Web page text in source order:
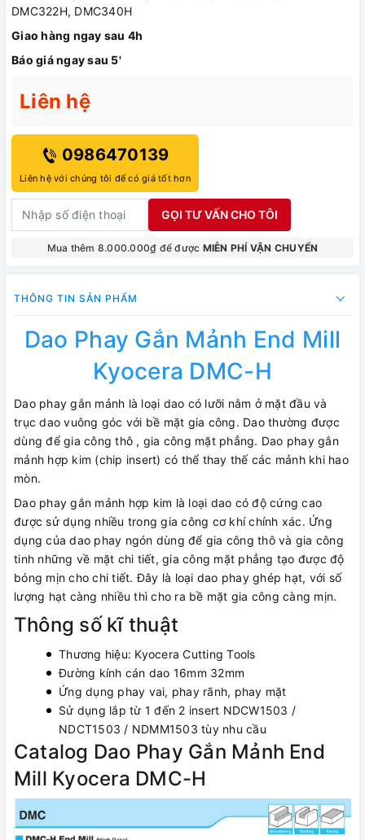
DMC322H, DMC340H
Giao hàng ngay sau 4h
Báo giá ngay sau 5'
Liên hệ
0986470139
Liên hệ với chúng tôi để có giá tốt hơn
GỌI TƯ VẤN CHO TÔI
Mua thêm 8.000.000₫ để được MIỄN PHÍ VẬN CHUYỂN
THÔNG TIN SẢN PHẨM
Dao Phay Gắn Mảnh End Mill
Kyocera DMC-H
Dao phay gắn mảnh là loại dao có lưỡi nằm ở mặt đầu và
trục dao vuông góc với bề mặt gia công. Dao thường được
dùng để gia công thô , gia công mặt phẳng. Dao phay gắn
mảnh hợp kim (chip insert) có thể thay thế các mảnh khi hao
mòn.
Dao phay gắn mảnh hợp kim là loại dao có độ cứng cao
được sử dụng nhiều trong gia công cơ khí chính xác. Ứng
dụng của dao phay ngón dùng để gia công thô và gia công
tinh những về mặt chi tiết, gia công mặt phẳng tạo được độ
bóng mịn cho chi tiết. Đây là loại dao phay ghép hạt, với số
lượng hạt càng nhiều thì cho ra bề mặt gia công càng mịn.
Thông số kĩ thuật
Thương hiệu: Kyocera Cutting Tools
Đường kính cán dao 16mm 32mm
Ứng dụng phay vai, phay rãnh, phay mặt
Sử dụng lắp từ 1 đến 2 insert NDCW1503 /
NDCT1503 / NDMM1503 tùy nhu cầu
Catalog Dao Phay Gắn Mảnh End
Mill Kyocera DMC-H